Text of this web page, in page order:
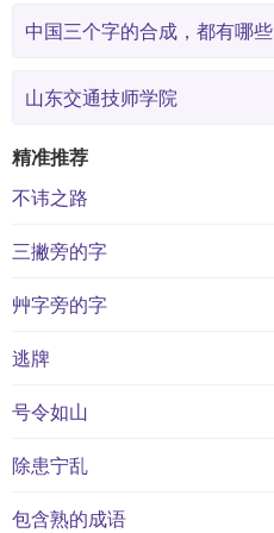
中国三个字的合成，都有哪些
山东交通技师学院
精准推荐
不讳之路
三撇旁的字
艸字旁的字
逃牌
号令如山
除患宁乱
包含熟的成语